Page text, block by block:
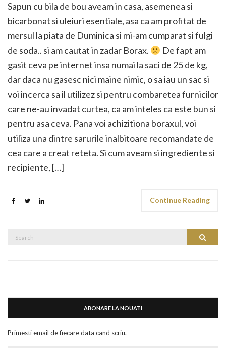
Sapun cu bila de bou aveam in casa, asemenea si
bicarbonat si uleiuri esentiale, asa ca am profitat de
mersul la piata de Duminica si mi-am cumparat si fulgi
de soda.. si am cautat in zadar Borax.
De fapt am
gasit ceva pe internet insa numai la saci de 25 de kg,
dar daca nu gasesc nici maine nimic, o sa iau un sac si
voi incerca sa il utilizez si pentru combaretea furnicilor
care ne-au invadat curtea, ca am inteles ca este bun si
pentru asa ceva. Pana voi achizitiona boraxul, voi
utiliza una dintre sarurile inalbitoare recomandate de
cea care a creat reteta. Si cum aveam si ingrediente si
recipiente, […]
Continue Reading
Search
ABONARE LA NOUATI
Primesti email de fiecare data cand scriu.